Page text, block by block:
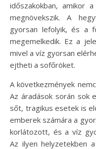
időszakokban, amikor
megnövekszik. A
gyorsan lefolyik, és a
megemelkedik. Ez a
mivel a víz gyorsan
ejtheti a sofőröket.
A következmények
Az áradások során sok
sőt, tragikus esetek is
emberek számára a
korlátozott, és a víz
Az ilyen helyzetekben